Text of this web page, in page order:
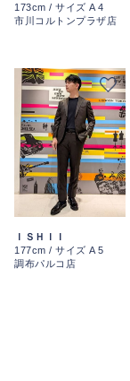
173cm / サイズ A 4
市川コルトンプラザ店
ＩＳＨＩＩ
177cm / サイズ A 5
調布パルコ店